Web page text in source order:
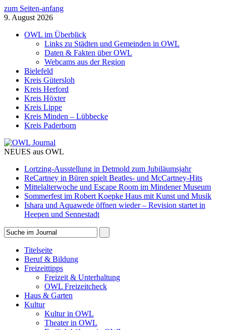
zum Seiten-anfang
9. August 2026
OWL im Überblick
Links zu Städten und Gemeinden in OWL
Daten & Fakten über OWL
Webcams aus der Region
Bielefeld
Kreis Gütersloh
Kreis Herford
Kreis Höxter
Kreis Lippe
Kreis Minden – Lübbecke
Kreis Paderborn
NEUES aus OWL
Lortzing-Ausstellung in Detmold zum Jubiläumsjahr
ReCartney in Büren spielt Beatles- und McCartney-Hits
Mittelalterwoche und Escape Room im Mindener Museum
Sommerfest im Robert Koepke Haus mit Kunst und Musik
Ishara und Aquawede öffnen wieder – Revision startet in
Heepen und Sennestadt
Titelseite
Beruf & Bildung
Freizeittipps
Freizeit & Unterhaltung
OWL Freizeitcheck
Haus & Garten
Kultur
Kultur in OWL
Theater in OWL